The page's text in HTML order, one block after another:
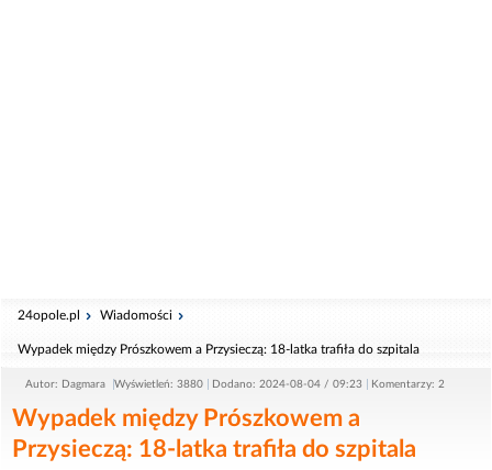
24opole.pl Wiadomości
Wypadek między Prószkowem a Przysieczą: 18-latka trafiła do szpitala
Autor: Dagmara Wyświetleń: 3880 Dodano: 2024-08-04 / 09:23 Komentarzy: 2
Wypadek między Prószkowem a
Przysieczą: 18-latka trafiła do szpitala